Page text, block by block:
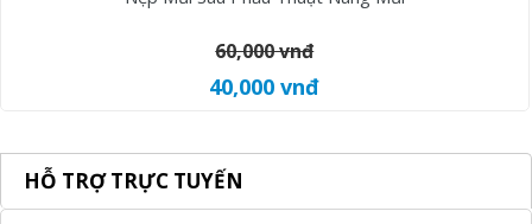
60,000 vnđ
40,000 vnđ
HỖ TRỢ TRỰC TUYẾN